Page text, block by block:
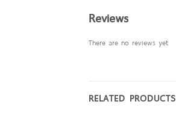
Reviews
There are no reviews yet
RELATED PRODUCTS